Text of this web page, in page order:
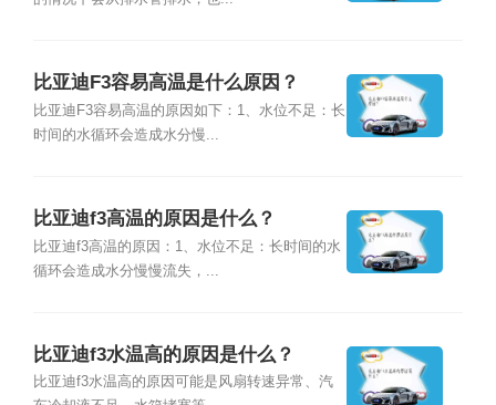
比亚迪F3容易高温是什么原因？
比亚迪F3容易高温的原因如下：1、水位不足：长
时间的水循环会造成水分慢...
比亚迪f3高温的原因是什么？
比亚迪f3高温的原因：1、水位不足：长时间的水
循环会造成水分慢慢流失，...
比亚迪f3水温高的原因是什么？
比亚迪f3水温高的原因可能是风扇转速异常、汽